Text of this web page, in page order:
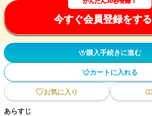
今すぐ会員登録をする
購入手続きに進む
カートに入れる
お気に入り
あらすじ